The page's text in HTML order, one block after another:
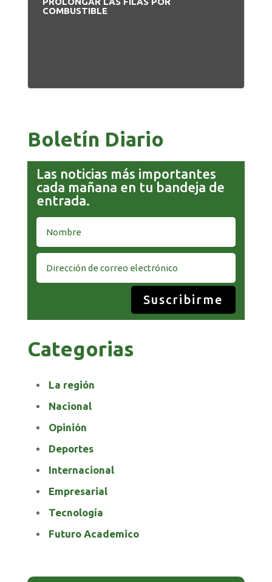
COMBUSTIBLE
Boletín Diario
Las noticias más importantes
cada mañana en tu bandeja de
entrada.
Suscribirme
Categorias
La región
Nacional
Opinión
Deportes
Internacional
Empresarial
Tecnología
Futuro Academico